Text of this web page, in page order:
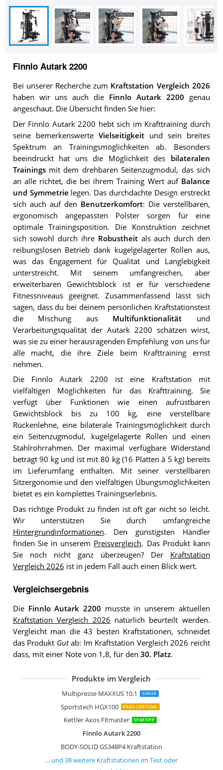
Finnlo Autark 2200
Bei unserer Recherche zum Kraftstation Vergleich 2026
haben wir uns auch die Finnlo Autark 2200 genau
angeschaut. Die Übersicht finden Sie hier:
Der Finnlo Autark 2200 hebt sich im Krafttraining durch
seine bemerkenswerte Vielseitigkeitund sein breites
Spektrum an Trainingsmöglichkeiten ab. Besonders
beeindruckt hat uns die Möglichkeit des bilateralen
Trainingsmit dem drehbaren Seitenzugmodul, das sich
an alle richtet, die bei ihrem Training Wert auf Balance
und Symmetrie legen. Das durchdachte Design erstreckt
sich auch auf den Benutzerkomfort: Die verstellbaren,
ergonomisch angepassten Polster sorgen für eine
optimale Trainingsposition. Die Konstruktion zeichnet
sich sowohl durch ihre Robustheitals auch durch den
reibungslosen Betrieb dank kugelgelagerter Rollen aus,
was das Engagement für Qualität und Langlebigkeit
unterstreicht. Mit seinem umfangreichen, aber
erweiterbaren Gewichtsblock ist er für verschiedene
Fitnessniveaus geeignet. Zusammenfassend lässt sich
sagen, dass du bei deinem persönlichen Kraftstationstest
die Mischung aus Multifunktionalität und
Verarbeitungsqualität der Autark 2200 schätzen wirst,
was sie zu einer herausragenden Empfehlung von uns für
alle macht, die ihre Ziele beim Krafttraining ernst
nehmen.
Die Finnlo Autark 2200 ist eine Kraftstation mit
vielfältigen Möglichkeiten für das Krafttraining. Sie
verfügt über Funktionen wie einen aufrüstbaren
Gewichtsblock bis zu 100 kg, eine verstellbare
Rückenlehne, eine bilaterale Trainingsmöglichkeit durch
ein Seitenzugmodul, kugelgelagerte Rollen und einen
Stahlrohrrahmen. Der maximal verfügbare Widerstand
beträgt 90 kg und ist mit 80 kg (16 Platten à 5 kg) bereits
im Lieferumfang enthalten. Mit seiner verstellbaren
Sitzergonomie und den vielfältigen Übungsmöglichkeiten
bietet es ein komplettes Trainingserlebnis.
Das richtige Produkt zu finden ist oft gar nicht so leicht.
Wir unterstützen Sie durch umfangreiche
Hintergrundinformationen. Den günstigsten Händler
finden Sie in unserem Preisvergleich. Das Produkt kann
Sie noch nicht ganz überzeugen? Der Kraftstation
Vergleich 2026 ist in jedem Fall auch einen Blick wert.
Vergleichsergebnis
Die Finnlo Autark 2200 musste in unserem aktuellen
Kraftstation Vergleich 2026 natürlich beurteilt werden.
Vergleicht man die 43 besten Kraftstationen, schneidet
das Produkt Gutab: Im Kraftstation Vergleich 2026 reicht
dass, mit einer Note von 1,8, für den 30. Platz.
Produkte im Vergleich
Multipresse MAXXUS 10.1 SIEGER
Sportstech HGX100 PREIS-LEISTUNG
Kettler Axos Fitmaster SPARTIPP
Finnlo Autark 2200
BODY-SOLID GS348P4 Kraftstation
Christopeit Profi Center de Luxe
HAMMER Inspire Kraftstation M1
Multipresse Maxxus 9.1
Finnlo Bio Force Extreme
Sportstech Premium 50in1
Finnlo Kraftstation Autark 600
Sportstech Kraftstation HGX100
HAMMER Finnlo Kraftstation Autark
Finnlo Autark 2500
Klarfit Ultimate Gym 3000 Kraftstation
Christopeit SP 10 de Luxe
Hansson.Sports Men's Trainhard
HAMMER Kraftstation Bio Force
SportPlus Kraftstation
Bowflex Kraftstation PR 1000
Hammer Ferrum TX2
Hammer Ultra 9030
Physionics NST01
SportPlus SP-HG-010
Miweba Sports 50in1 Kraftstation
HAMMER Kraftstation Ferrum TX2
Adidas Home Gym
TecTake Kraftstation
Marcy Eclipse HG3000
ISE Kraftstation
HAMMER Kraftstation Ferrum TX2
Christopeit Sport SP 20 XL
Movit Kraftstation PRO
Dione HG3 Fitnessstation Multi-Gym
Dione HG5 Fitnessstation Multi-Gym
vidaXL Kraftstation
Hop-Sport HS-1054K Kraftstation
ArtSport Kraftstation ProfiGym 2000
Physionics Kraftstation
Finnlo Kraftstation Autark 2600
tectake 800546 Kraftstation
HOMCOM Gym Kraftstation
HOMCOM Gym Kraftstation
… und38weitere Kraftstationen im Test oder